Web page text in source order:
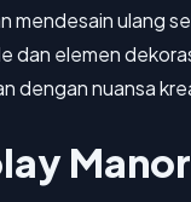
mendesain ulang
dan elemen
dengan nuansa